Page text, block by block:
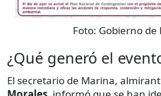
Foto: Gobierno de
¿Qué generó el
El secretario de Marina,